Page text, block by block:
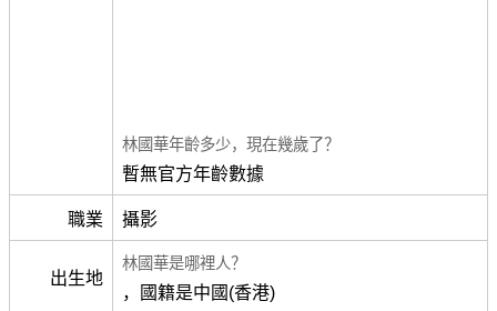
林國華年齡多少，現在幾歲了？
暫無官方年齡數據
職業 攝影
出生地
林國華是哪裡人？
，國籍是中國(香港)